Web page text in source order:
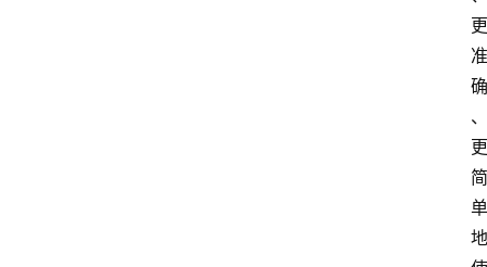
更
准
确
、
更
简
单
地